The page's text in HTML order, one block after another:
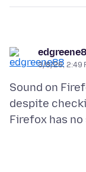
3/8/26, 2:49
Sound on
despite